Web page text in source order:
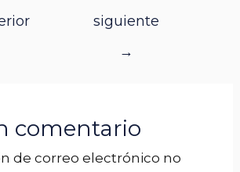
siguiente
→
comentario
de correo electrónico no